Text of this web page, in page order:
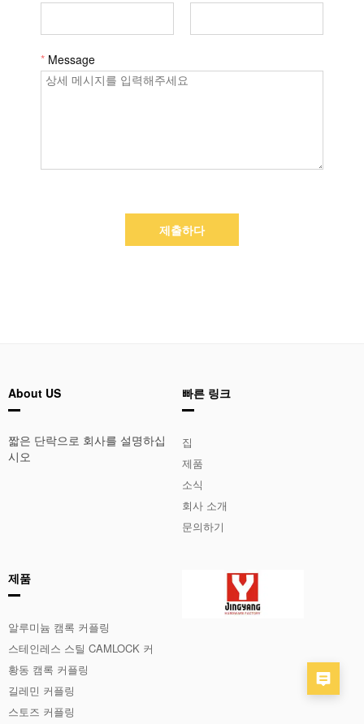
* Message
제출하다
About US
짧은 단락으로 회사를 설명하십
시오
빠른 링크
집
제품
소식
회사 소개
문의하기
제품
알루미늄 캠록 커플링
스테인레스 스틸 CAMLOCK 커
플 링
황동 캠록 커플링
길레민 커플링
스토즈 커플링